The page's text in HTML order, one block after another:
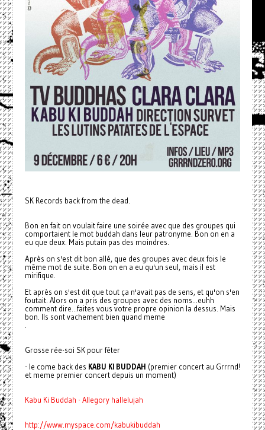
SK Records back from the dead.
Bon en fait on voulait faire une soirée avec que des groupes qui
comportaient le mot buddah dans leur patronyme. Bon on en a
eu que deux. Mais putain pas des moindres.
Après on s'est dit bon allé, que des groupes avec deux fois le
même mot de suite. Bon on en a eu qu'un seul, mais il est
mirifique.
Et après on s'est dit que tout ça n'avait pas de sens, et qu'on s'en
foutait. Alors on a pris des groupes avec des noms...euhh
comment dire...faites vous votre propre opinion la dessus. Mais
bon. Ils sont vachement bien quand meme
Grosse rée-soi SK pour fêter
- le come back des KABU KI BUDDAH (premier concert au Grrrnd!
et meme premier concert depuis un moment)
Kabu Ki Buddah - Allegory hallelujah
http://www.myspace.com/kabukibuddah